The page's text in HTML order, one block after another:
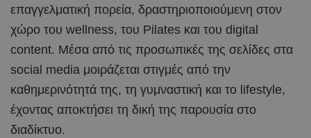
επαγγελματική πορεία, δραστηριοποιούμενη στον
χώρο του wellness, του Pilates και του digital
content. Μέσα από τις προσωπικές της σελίδες στα
social media μοιράζεται στιγμές από την
καθημερινότητά της, τη γυμναστική και το lifestyle,
έχοντας αποκτήσει τη δική της παρουσία στο
διαδίκτυο.